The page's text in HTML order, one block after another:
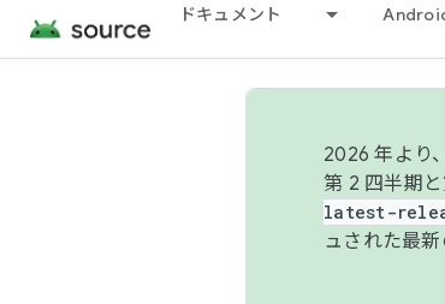
ドキュメント
2026 年より
第 2 四半期
latest-
ュされた最